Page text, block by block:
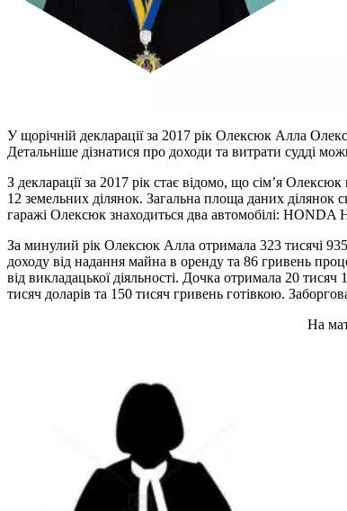
У щорічній декларації за 2017 рік Олексюк Алла
Детальніше дізнатися про доходи та витрати судді
З декларації за 2017 рік стає відомо, що сім’я
12 земельних ділянок. Загальна площа даних ділянок
гаражі Олексюк знаходиться два автомобілі:
За минулий рік Олексюк Алла отримала 323 тисячі
доходу від надання майна в оренду та 86 гривень
від викладацької діяльності. Дочка отримала 20
тисяч доларів та 150 тисяч гривень готівкою.
На